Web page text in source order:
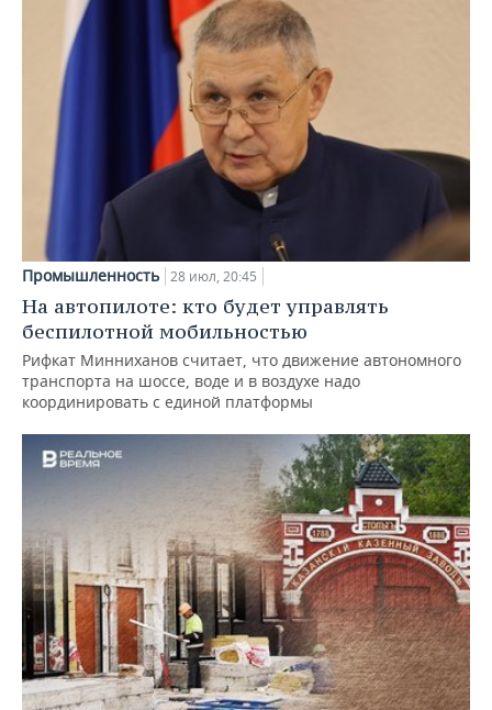
Промышленность 28 июл, 20:45
На автопилоте: кто будет управлять
беспилотной мобильностью
Рифкат Минниханов считает, что движение автономного
транспорта на шоссе, воде и в воздухе надо
координировать с единой платформы